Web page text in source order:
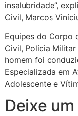
insalubridade”,
Civil, Marcos
Equipes do Corpo
Civil, Polícia
homem foi
Especializada em
Adolescente e
Deixe